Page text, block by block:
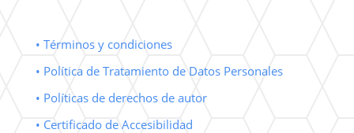
• Términos y condiciones
• Política de Tratamiento de Datos Personales
• Políticas de derechos de autor
• Certificado de Accesibilidad